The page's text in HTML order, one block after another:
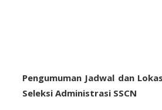
Pengumuman Jadwal dan
Seleksi Administrasi SSCN